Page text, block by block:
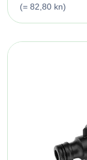
(= 82,80 kn)